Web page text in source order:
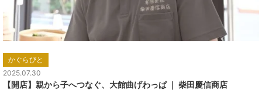
かぐらびと
2025.07.30
【開店】親から子へつなぐ、大館曲げわっぱ ｜ 柴田慶信商店